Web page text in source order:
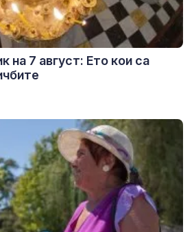
на 7 август: Ето кои са